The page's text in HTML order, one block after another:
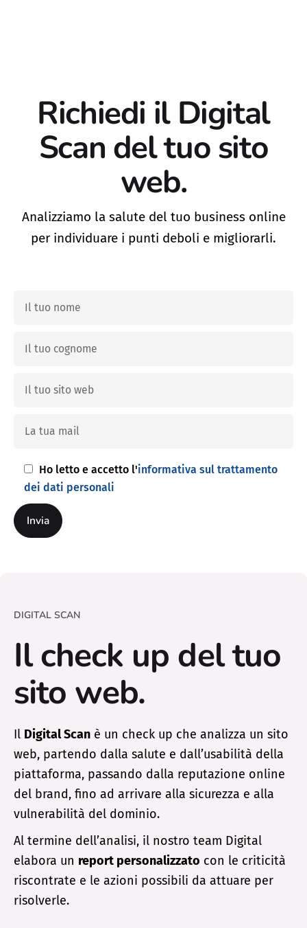
Richiedi il Digital
Scan del tuo sito
web.
Analizziamo la salute del tuo business online
per individuare i punti deboli e migliorarli.
Ho letto e accetto l'informativa sul trattamento
dei dati personali
DIGITAL SCAN
Il check up del tuo
sito web.
Il Digital Scan è un check up che analizza un sito
web, partendo dalla salute e dall’usabilità della
piattaforma, passando dalla reputazione online
del brand, fino ad arrivare alla sicurezza e alla
vulnerabilità del dominio.
Al termine dell’analisi, il nostro team Digital
elabora un report personalizzato con le criticità
riscontrate e le azioni possibili da attuare per
risolverle.